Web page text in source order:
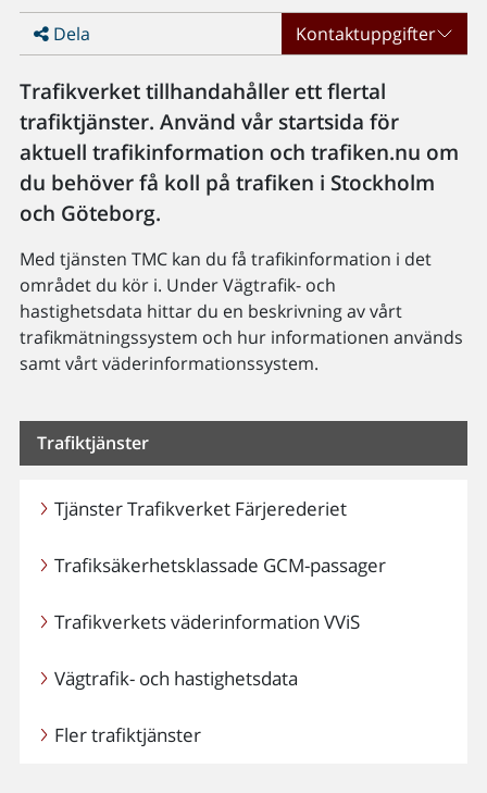
Dela Kontaktuppgifter
Trafikverket tillhandahåller ett flertal
trafiktjänster. Använd vår startsida för
aktuell trafikinformation och trafiken.nu om
du behöver få koll på trafiken i Stockholm
och Göteborg.
Med tjänsten TMC kan du få trafikinformation i det
området du kör i. Under Vägtrafik- och
hastighetsdata hittar du en beskrivning av vårt
trafikmätningssystem och hur informationen används
samt vårt väderinformationssystem.
Trafiktjänster
Tjänster Trafikverket Färjerederiet
Trafiksäkerhetsklassade GCM-passager
Trafikverkets väderinformation VViS
Vägtrafik- och hastighetsdata
Fler trafiktjänster